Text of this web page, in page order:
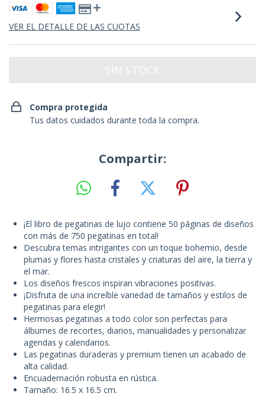
VER EL DETALLE DE LAS CUOTAS
Compra protegida
Tus datos cuidados durante toda la compra.
Compartir:
¡El libro de pegatinas de lujo contiene 50 páginas de diseños
con más de 750 pegatinas en total!
Descubra temas intrigantes con un toque bohemio, desde
plumas y flores hasta cristales y criaturas del aire, la tierra y
el mar.
Los diseños frescos inspiran vibraciones positivas.
¡Disfruta de una increíble variedad de tamaños y estilos de
pegatinas para elegir!
Hermosas pegatinas a todo color son perfectas para
álbumes de recortes, diarios, manualidades y personalizar
agendas y calendarios.
Las pegatinas duraderas y premium tienen un acabado de
alta calidad.
Encuadernación robusta en rústica.
Tamaño: 16.5 x 16.5 cm.